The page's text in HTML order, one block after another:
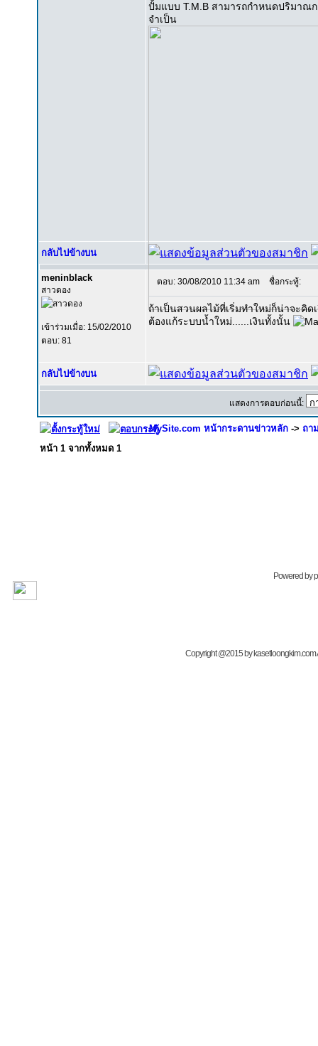
ปั้มแบบ T.M.B สามารถกำหนดปริมาณ
จำเป็น
กลับไปข้างบน
meninblack
สาวดอง
เข้าร่วมเมื่อ: 15/02/2010
ตอบ: 81
ตอบ: 30/08/2010 11:34 am ชื่อกระทู้:
ถ้าเป็นสวนผลไม้ที่เริ่มทำใหม่ก็น่าจะคิ
ต้องแก้ระบบน้ำใหม่......เงินทั้งนั้น
กลับไปข้างบน
แสดงการตอบก่อนนี้:
MySite.com หน้ากระดานข่าวหลัก -> ถา
หน้า 1 จากทั้งหมด 1
Powered by
Copyright @2015 by kasetloongkim.com